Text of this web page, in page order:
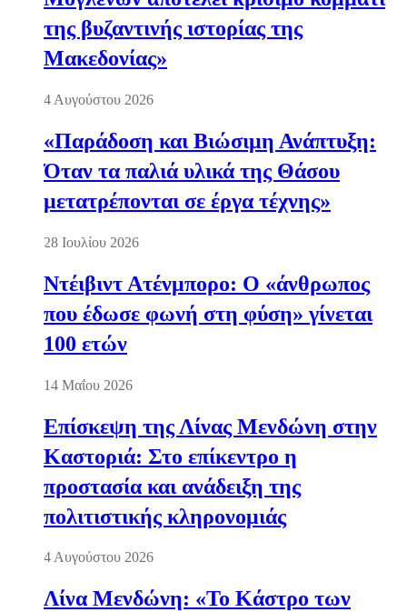
της βυζαντινής ιστορίας της
Μακεδονίας»
4 Αυγούστου 2026
«Παράδοση και Βιώσιμη Ανάπτυξη:
Όταν τα παλιά υλικά της Θάσου
μετατρέπονται σε έργα τέχνης»
28 Ιουλίου 2026
Ντέιβιντ Ατένμπορο: Ο «άνθρωπος
που έδωσε φωνή στη φύση» γίνεται
100 ετών
14 Μαΐου 2026
Επίσκεψη της Λίνας Μενδώνη στην
Καστοριά: Στο επίκεντρο η
προστασία και ανάδειξη της
πολιτιστικής κληρονομιάς
4 Αυγούστου 2026
Λίνα Μενδώνη: «Το Κάστρο των